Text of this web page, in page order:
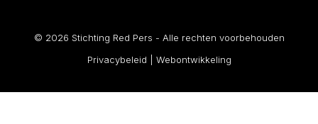
© 2026 Stichting Red Pers - Alle rechten voorbehouden
Privacybeleid
Webontwikkeling